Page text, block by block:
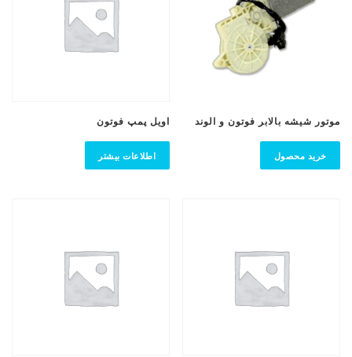
موتور شیشه بالابر فوتون و الوند
خرید محصول
اویل پمپ فوتون
اطلاعات بیشتر